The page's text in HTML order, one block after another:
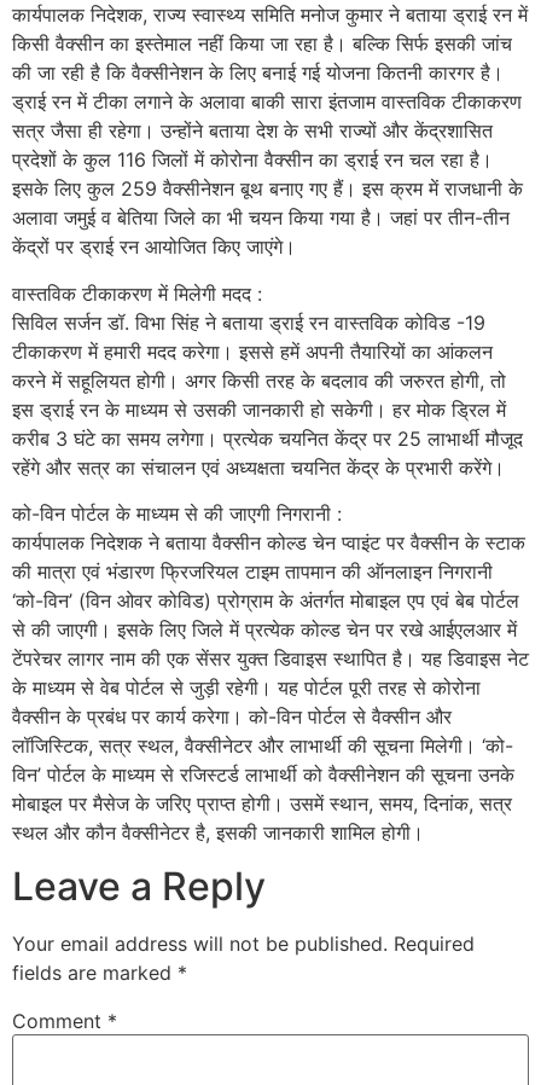
कार्यपालक निदेशक, राज्य स्वास्थ्य समिति मनोज कुमार ने बताया ड्राई रन में
किसी वैक्सीन का इस्तेमाल नहीं किया जा रहा है। बल्कि सिर्फ इसकी जांच
की जा रही है कि वैक्सीनेशन के लिए बनाई गई योजना कितनी कारगर है।
ड्राई रन में टीका लगाने के अलावा बाकी सारा इंतजाम वास्तविक टीकाकरण
सत्र जैसा ही रहेगा। उन्होंने बताया देश के सभी राज्यों और केंद्रशासित
प्रदेशों के कुल 116 जिलों में कोरोना वैक्सीन का ड्राई रन चल रहा है।
इसके लिए कुल 259 वैक्सीनेशन बूथ बनाए गए हैं। इस क्रम में राजधानी के
अलावा जमुई व बेतिया जिले का भी चयन किया गया है। जहां पर तीन-तीन
केंद्रों पर ड्राई रन आयोजित किए जाएंगे।
वास्तविक टीकाकरण में मिलेगी मदद :
सिविल सर्जन डॉ. विभा सिंह ने बताया ड्राई रन वास्तविक कोविड -19
टीकाकरण में हमारी मदद करेगा। इससे हमें अपनी तैयारियों का आंकलन
करने में सहूलियत होगी। अगर किसी तरह के बदलाव की जरुरत होगी, तो
इस ड्राई रन के माध्यम से उसकी जानकारी हो सकेगी। हर मोक ड्रिल में
करीब 3 घंटे का समय लगेगा। प्रत्येक चयनित केंद्र पर 25 लाभार्थी मौजूद
रहेंगे और सत्र का संचालन एवं अध्यक्षता चयनित केंद्र के प्रभारी करेंगे।
को-विन पोर्टल के माध्यम से की जाएगी निगरानी :
कार्यपालक निदेशक ने बताया वैक्सीन कोल्ड चेन प्वाइंट पर वैक्सीन के स्टाक
की मात्रा एवं भंडारण फ्रिजरियल टाइम तापमान की ऑनलाइन निगरानी
‘को-विन’ (विन ओवर कोविड) प्रोग्राम के अंतर्गत मोबाइल एप एवं बेब पोर्टल
से की जाएगी। इसके लिए जिले में प्रत्येक कोल्ड चेन पर रखे आईएलआर में
टेंपरेचर लागर नाम की एक सेंसर युक्त डिवाइस स्थापित है। यह डिवाइस नेट
के माध्यम से वेब पोर्टल से जुड़ी रहेगी। यह पोर्टल पूरी तरह से कोरोना
वैक्सीन के प्रबंध पर कार्य करेगा। को-विन पोर्टल से वैक्सीन और
लॉजिस्टिक, सत्र स्थल, वैक्सीनेटर और लाभार्थी की सूचना मिलेगी। ‘को-
विन’ पोर्टल के माध्यम से रजिस्टर्ड लाभार्थी को वैक्सीनेशन की सूचना उनके
मोबाइल पर मैसेज के जरिए प्राप्त होगी। उसमें स्थान, समय, दिनांक, सत्र
स्थल और कौन वैक्सीनेटर है, इसकी जानकारी शामिल होगी।
Leave a Reply
Your email address will not be published. Required
fields are marked *
Comment *